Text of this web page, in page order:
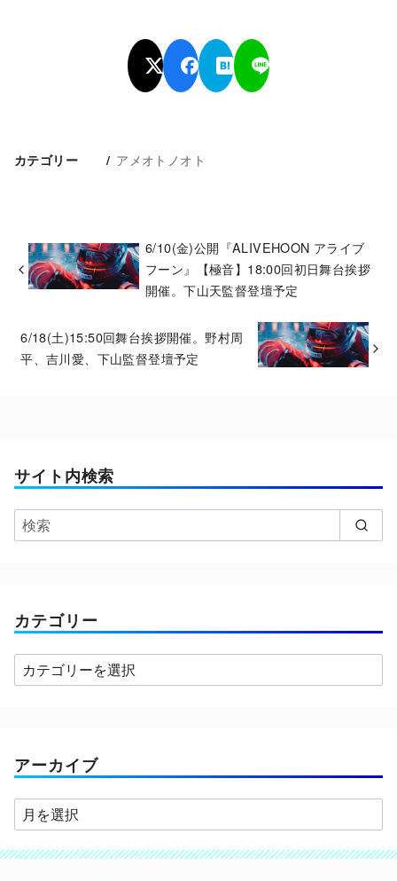
カテゴリー アメオトノオト
6/10(金)公開『ALIVEHOON アライブ
フーン』【極音】18:00回初日舞台挨拶
開催。下山天監督登壇予定
6/18(土)15:50回舞台挨拶開催。野村周
平、吉川愛、下山監督登壇予定
サイト内検索
カテゴリー
カ
テ
ー
アーカイブ
ア
ー
カ